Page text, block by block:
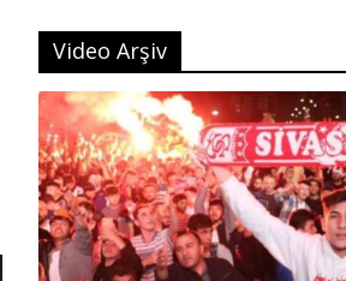
Video Arşiv